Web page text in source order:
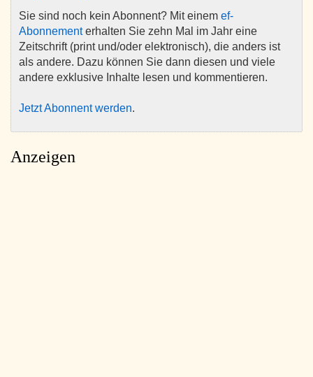
Sie sind noch kein Abonnent? Mit einem ef-
Abonnementerhalten Sie zehn Mal im Jahr eine
Zeitschrift (print und/oder elektronisch), die anders ist
als andere. Dazu können Sie dann diesen und viele
andere exklusive Inhalte lesen und kommentieren.
Jetzt Abonnent werden.
Anzeigen